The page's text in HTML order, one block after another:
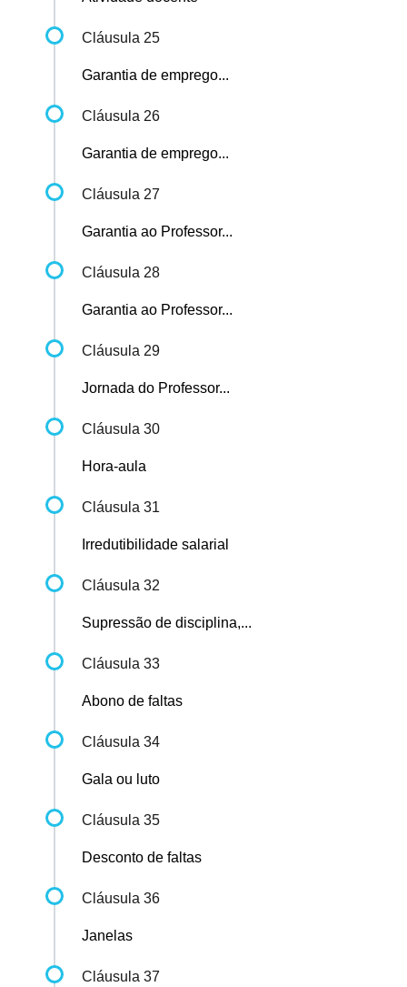
Cláusula 25
Garantia de emprego...
Cláusula 26
Garantia de emprego...
Cláusula 27
Garantia ao Professor...
Cláusula 28
Garantia ao Professor...
Cláusula 29
Jornada do Professor...
Cláusula 30
Hora-aula
Cláusula 31
Irredutibilidade salarial
Cláusula 32
Supressão de disciplina,...
Cláusula 33
Abono de faltas
Cláusula 34
Gala ou luto
Cláusula 35
Desconto de faltas
Cláusula 36
Janelas
Cláusula 37